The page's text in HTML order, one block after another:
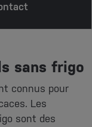
sans frigo
connus pour
Les
sont des